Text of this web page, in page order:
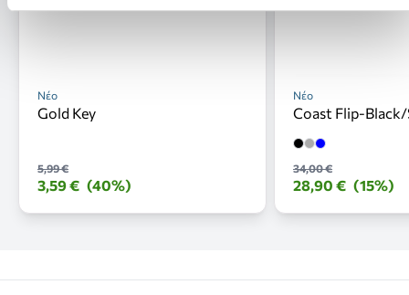
Νέο
Gold Key
5,99 €
3,59 € (40%)
Νέο
Coast Flip-Black/
34,00 €
28,90 € (15%)